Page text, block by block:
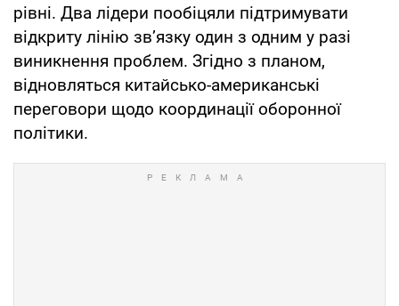
рівні. Два лідери пообіцяли підтримувати
відкриту лінію зв’язку один з одним у разі
виникнення проблем. Згідно з планом,
відновляться китайсько-американські
переговори щодо координації оборонної
політики.